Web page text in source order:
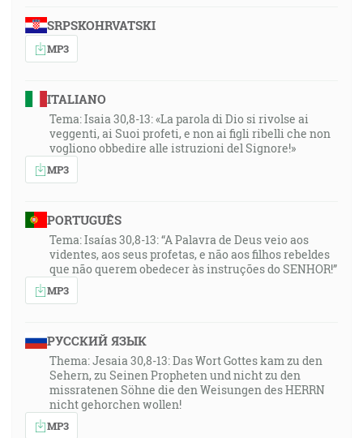
SRPSKOHRVATSKI
MP3
ITALIANO
Tema: Isaia 30,8-13: «La parola di Dio si rivolse ai
veggenti, ai Suoi profeti, e non ai figli ribelli che non
vogliono obbedire alle istruzioni del Signore!»
MP3
PORTUGUÊS
Tema: Isaías 30,8-13: “A Palavra de Deus veio aos
videntes, aos seus profetas, e não aos filhos rebeldes
que não querem obedecer às instruções do SENHOR!”
MP3
РУССКИЙ ЯЗЫК
Thema: Jesaia 30,8-13: Das Wort Gottes kam zu den
Sehern, zu Seinen Propheten und nicht zu den
missratenen Söhne die den Weisungen des HERRN
nicht gehorchen wollen!
MP3